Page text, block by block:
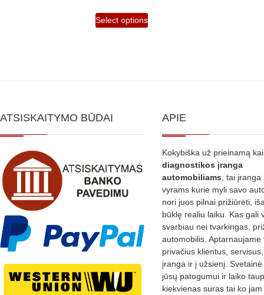
Select options
ATSISKAITYMO BŪDAI APIE
Kokybiška už prieinamą
diagnostikos įranga
automobiliams , tai
vyrams kurie myli savo
nori juos pilnai prižiūrėti,
būklę realiu laiku. Kas gali
svarbiau nei tvarkingas,
automobilis. Aptarnaujame
privačius klientus,
įranga ir į užsienį.
jūsų patogumui ir laiko
kiekvienas suras tai ko